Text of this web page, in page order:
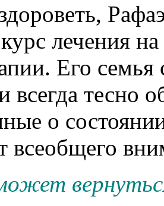
лечения
Его семья
всегда тесно
о
всеобщего